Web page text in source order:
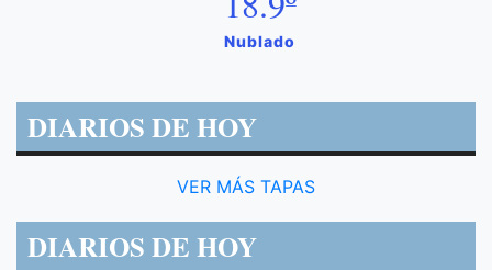
Nublado
DIARIOS DE HOY
VER MÁS TAPAS
DIARIOS DE HOY